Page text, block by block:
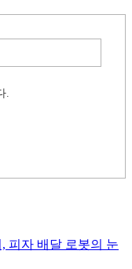
.
피자 배달 로봇의 눈